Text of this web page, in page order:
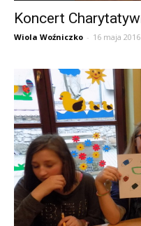
Koncert
Wiola Woźniczko - 16 maja 2016